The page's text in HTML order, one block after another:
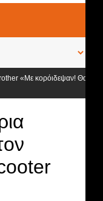
«Με κορόιδεψαν! Θα κινηθώ